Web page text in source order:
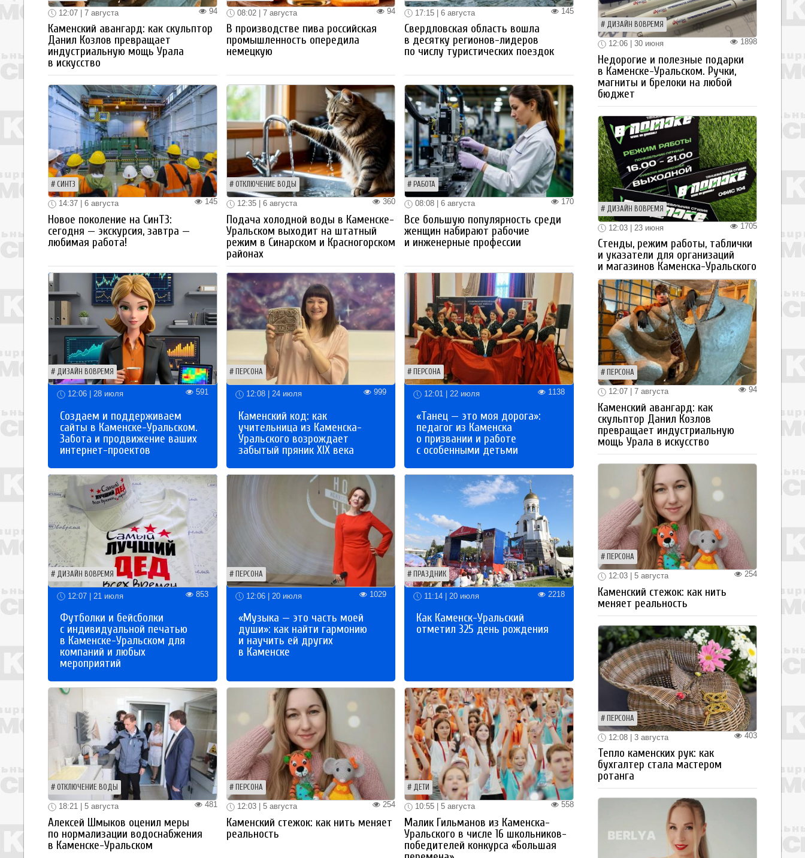
94
12:07 | 7 августа
Каменский авангард: как скульптор
Данил Козлов превращает
индустриальную мощь Урала
в искусство
94
08:02 | 7 августа
В производстве пива российская
промышленность опередила
немецкую
145
17:15 | 6 августа
Свердловская область вошла
в десятку регионов-лидеров
по числу туристических поездок
СИНТЗ
145
14:37 | 6 августа
Новое поколение на СинТЗ:
сегодня — экскурсия, завтра —
любимая работа!
ОТКЛЮЧЕНИЕ ВОДЫ
360
12:35 | 6 августа
Подача холодной воды в Каменске-
Уральском выходит на штатный
режим в Синарском и Красногорском
районах
РАБОТА
170
08:08 | 6 августа
Все большую популярность среди
женщин набирают рабочие
и инженерные профессии
ДИЗАЙН ВОВРЕМЯ
12:06 | 28 июля 591
Создаем и поддерживаем
сайты в Каменске-Уральском.
Забота и продвижение ваших
интернет-проектов
ПЕРСОНА
12:08 | 24 июля 999
Каменский код: как
учительница из Каменска-
Уральского возрождает
забытый пряник XIX века
ПЕРСОНА
12:01 | 22 июля 1138
«Танец — это моя дорога»:
педагог из Каменска
о призвании и работе
с особенными детьми
ДИЗАЙН ВОВРЕМЯ
12:07 | 21 июля 853
Футболки и бейсболки
с индивидуальной печатью
в Каменске-Уральском для
компаний и любых
мероприятий
ПЕРСОНА
12:06 | 20 июля 1029
«Музыка — это часть моей
души»: как найти гармонию
и научить ей других
в Каменске
ПРАЗДНИК
11:14 | 20 июля 2218
Как Каменск-Уральский
отметил 325 день рождения
ОТКЛЮЧЕНИЕ ВОДЫ
481
18:21 | 5 августа
Алексей Шмыков оценил меры
по нормализации водоснабжения
в Каменске-Уральском
ПЕРСОНА
254
12:03 | 5 августа
Каменский стежок: как нить меняет
реальность
ДЕТИ
558
10:55 | 5 августа
Малик Гильманов из Каменска-
Уральского в числе 16 школьников-
победителей конкурса «Большая
ДИЗАЙН ВОВРЕМЯ
1898
12:06 | 30 июня
Недорогие и полезные подарки
в Каменске-Уральском. Ручки,
магниты и брелоки на любой
бюджет
ДИЗАЙН ВОВРЕМЯ
1705
12:03 | 23 июня
Стенды, режим работы, таблички
и указатели для организаций
и магазинов Каменска-Уральского
ПЕРСОНА
94
12:07 | 7 августа
Каменский авангард: как
скульптор Данил Козлов
превращает индустриальную
мощь Урала в искусство
ПЕРСОНА
254
12:03 | 5 августа
Каменский стежок: как нить
меняет реальность
ПЕРСОНА
403
12:08 | 3 августа
Тепло каменских рук: как
бухгалтер стала мастером
ротанга